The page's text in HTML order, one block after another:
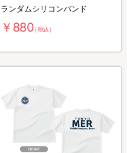
ランダムシリコンバンド
￥880（税込）